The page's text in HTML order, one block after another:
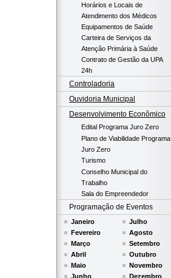
Horários e Locais de
Atendimento dos Médicos
Equipamentos de Saúde
Carteira de Serviços da
Atenção Primária à Saúde
Contrato de Gestão da UPA
24h
Controladoria
Ouvidoria Municipal
Desenvolvimento Econômico
Edital Programa Juro Zero
Plano de Viabilidade Programa
Juro Zero
Turismo
Conselho Municipal do
Trabalho
Sala do Empreendedor
Programação de Eventos
Janeiro
Fevereiro
Março
Abril
Maio
Junho
Julho
Agosto
Setembro
Outubro
Novembro
Dezembro